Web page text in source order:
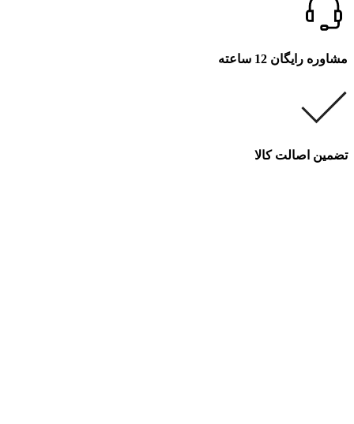
مشاوره رایگان 12 ساعته
تضمین اصالت کالا